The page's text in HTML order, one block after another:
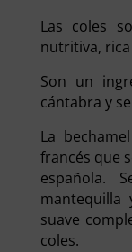
Las coles
nutritiva,
Son un
cántabra y
La
francés que
española.
mantequilla
suave
coles.